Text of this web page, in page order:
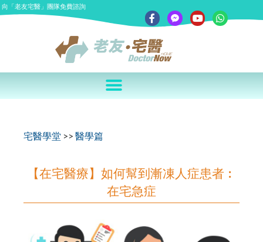
向「老友宅醫」團隊免費諮詢
宅醫學堂 >> 醫學篇
【在宅醫療】如何幫到漸凍人症患者︰
在宅急症